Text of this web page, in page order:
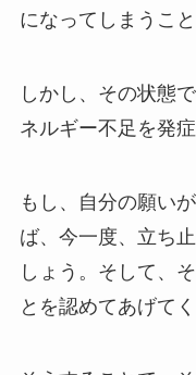
になってしまうこ
しかし、その状態
ネルギー不足を発
もし、自分の願い
ば、今一度、立ち
しょう。そして、
とを認めてあげてく